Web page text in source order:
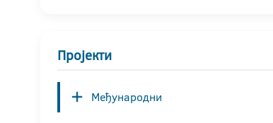
Пројекти
Међународни